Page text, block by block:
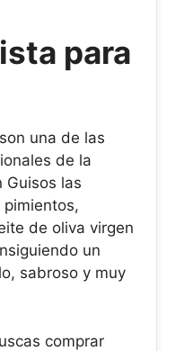
para
una de las
de la
Guisos las
de oliva virgen
un
sabroso y muy
comprar